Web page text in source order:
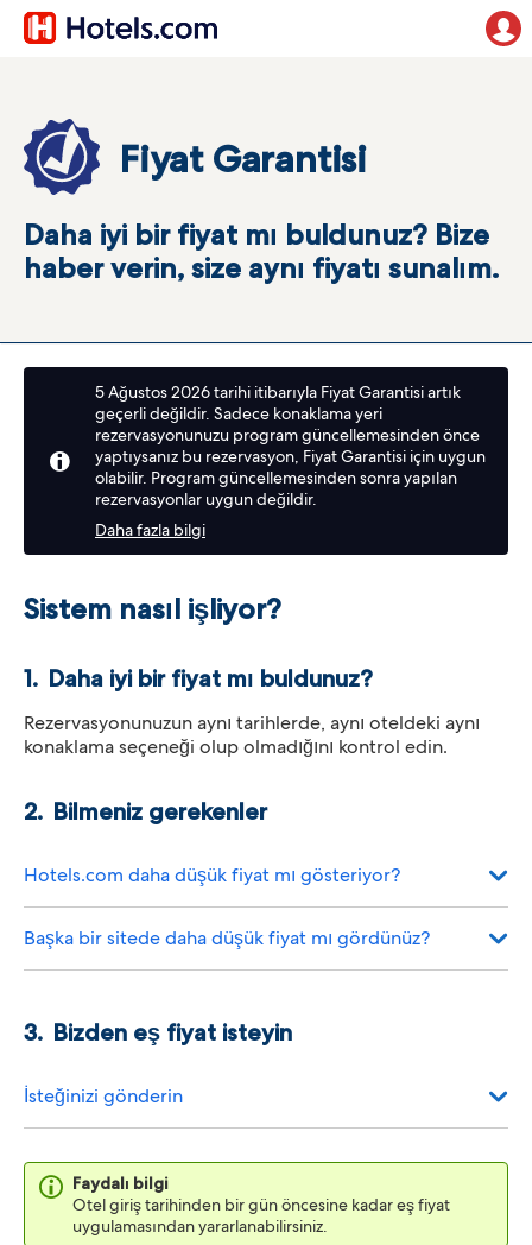
Fiyat Garantisi
Daha iyi bir fiyat mı buldunuz? Bize
haber verin, size aynı fiyatı sunalım.
5 Ağustos 2026 tarihi itibarıyla Fiyat Garantisi artık
geçerli değildir. Sadece konaklama yeri
rezervasyonunuzu program güncellemesinden önce
yaptıysanız bu rezervasyon, Fiyat Garantisi için uygun
olabilir. Program güncellemesinden sonra yapılan
rezervasyonlar uygun değildir.
Daha fazla bilgi
Sistem nasıl işliyor?
Daha iyi bir fiyat mı buldunuz?
Rezervasyonunuzun aynı tarihlerde, aynı oteldeki aynı
konaklama seçeneği olup olmadığını kontrol edin.
Bilmeniz gerekenler
Hotels.com daha düşük fiyat mı gösteriyor?
Başka bir sitede daha düşük fiyat mı gördünüz?
Bizden eş fiyat isteyin
İsteğinizi gönderin
Faydalı bilgi
Otel giriş tarihinden bir gün öncesine kadar eş fiyat
uygulamasından yararlanabilirsiniz.